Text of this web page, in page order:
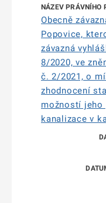
Obecně
Popovice,
závazná
8/2020, ve
č. 2/2021, o
zhodnocení
možností jeho
kanalizace v